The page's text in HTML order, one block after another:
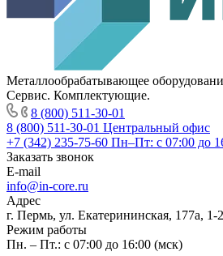
Металлообрабатывающее
Сервис. Комплектующие.
8 (800) 511-30-01
8 (800) 511-30-01 Центральный офис
+7 (342) 235-75-60 Пн–Пт: с 07:00 до
Заказать звонок
E-mail
info@in-core.ru
Адрес
г. Пермь, ул. ​Екатерининская, 177а, ​1-
Режим работы
Пн. – Пт.: с 07:00 до 16:00 (мск)